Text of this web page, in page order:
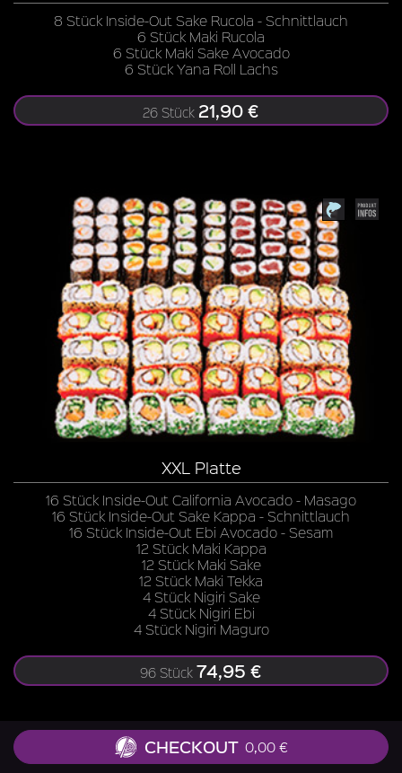
8 Stück Inside-Out Sake Rucola - Schnittlauch
6 Stück Maki Rucola
6 Stück Maki Sake Avocado
6 Stück Yana Roll Lachs
26 Stück 21,90 €
XXL Platte
16 Stück Inside-Out California Avocado - Masago
16 Stück Inside-Out Sake Kappa - Schnittlauch
16 Stück Inside-Out Ebi Avocado - Sesam
12 Stück Maki Kappa
12 Stück Maki Sake
12 Stück Maki Tekka
4 Stück Nigiri Sake
4 Stück Nigiri Ebi
4 Stück Nigiri Maguro
96 Stück 74,95 €
Zu allen Gerichten liefern wir Ingwer, Wasabi, Soja-
CHECKOUT 0,00 €